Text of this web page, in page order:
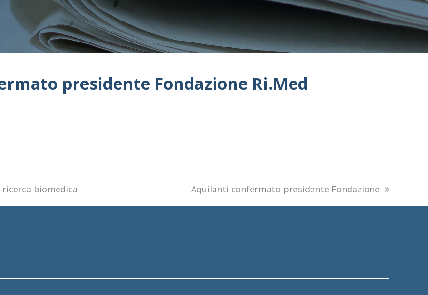
presidente Fondazione Ri.Med
biomedica
next
post:
Aquilanti confermato presidente Fondazione